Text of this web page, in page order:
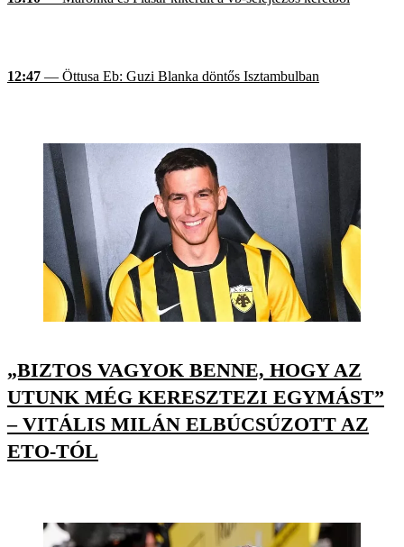
12:47 — Öttusa Eb: Guzi Blanka döntős Isztambulban
„BIZTOS VAGYOK BENNE, HOGY AZ
UTUNK MÉG KERESZTEZI EGYMÁST”
– VITÁLIS MILÁN ELBÚCSÚZOTT AZ
ETO-TÓL